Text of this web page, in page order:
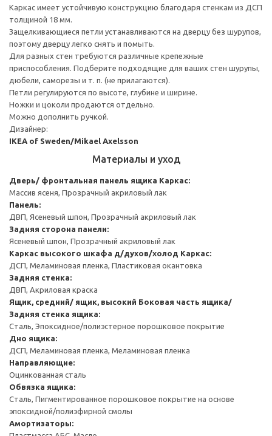
Каркас имеет устойчивую конструкцию благодаря стенкам из ДСП
толщиной 18 мм.
Защелкивающиеся петли устанавливаются на дверцу без шурупов,
поэтому дверцу легко снять и помыть.
Для разных стен требуются различные крепежные
приспособления. Подберите подходящие для ваших стен шурупы,
дюбели, саморезы и т. п. (не прилагаются).
Петли регулируются по высоте, глубине и ширине.
Ножки и цоколи продаются отдельно.
Можно дополнить ручкой.
Дизайнер:
IKEA of Sweden/Mikael Axelsson
Материалы и уход
Дверь/ фронтальная панель ящика Каркас:
Массив ясеня, Прозрачный акриловый лак
Панель:
ДВП, Ясеневый шпон, Прозрачный акриловый лак
Задняя сторона панели:
Ясеневый шпон, Прозрачный акриловый лак
Каркас высокого шкафа д/духов/холод Каркас:
ДСП, Меламиновая пленка, Пластиковая окантовка
Задняя стенка:
ДВП, Акриловая краска
Ящик, средний/ ящик, высокий Боковая часть ящика/
Задняя стенка ящика:
Сталь, Эпоксидное/полиэстерное порошковое покрытие
Дно ящика:
ДСП, Меламиновая пленка, Меламиновая пленка
Направляющие:
Оцинкованная сталь
Обвязка ящика:
Сталь, Пигментированное порошковое покрытие на основе
эпоксидной/полиэфирной смолы
Амортизаторы: